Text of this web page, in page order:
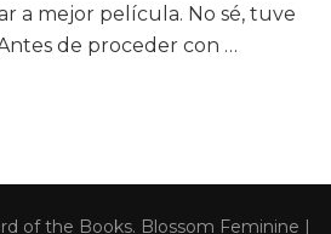
a mejor película. No sé, tuve
de proceder con …
of the Books. Blossom Feminine |